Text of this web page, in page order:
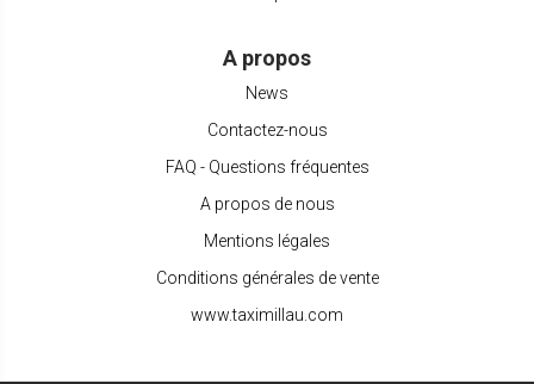
A propos
News
Contactez-nous
FAQ - Questions fréquentes
A propos de nous
Mentions légales
Conditions générales de vente
www.taximillau.com